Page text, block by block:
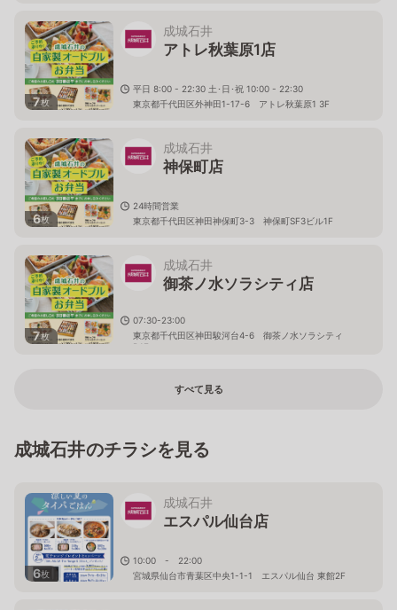
7枚
成城石井
アトレ秋葉原1店
平日 8:00 - 22:30 土･日･祝 10:00 - 22:30
東京都千代田区外神田1-17-6 アトレ秋葉原1 3F
6枚
成城石井
神保町店
24時間営業
東京都千代田区神田神保町3-3 神保町SF3ビル1F
7枚
成城石井
御茶ノ水ソラシティ店
07:30-23:00
東京都千代田区神田駿河台4-6 御茶ノ水ソラシティ
B1F
すべて見る
成城石井のチラシを見る
6枚
成城石井
エスパル仙台店
10:00 - 22:00
宮城県仙台市青葉区中央1-1-1 エスパル仙台 東館2F